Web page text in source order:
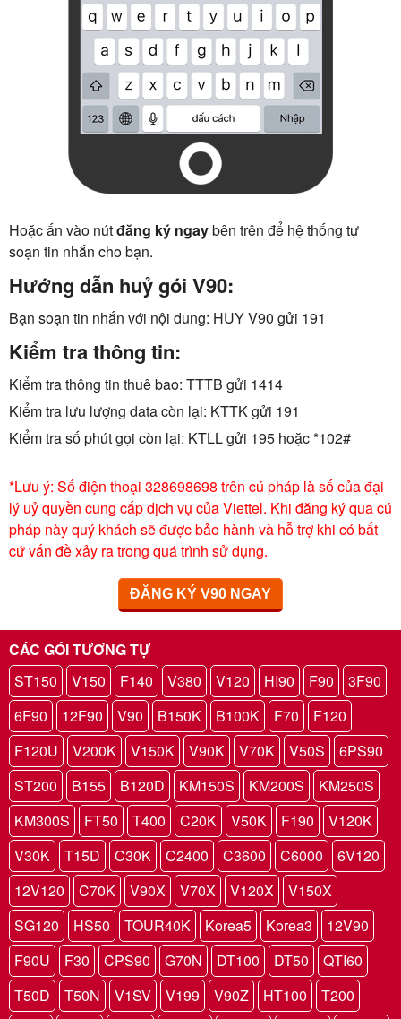
Hoặc ấn vào nútđăng ký ngaybên trên để hệ thống tự
soạn tin nhắn cho bạn.
Hướng dẫn huỷ gói V90:
Bạn soạn tin nhắn với nội dung: HUY V90 gửi 191
Kiểm tra thông tin:
Kiểm tra thông tin thuê bao: TTTB gửi 1414
Kiểm tra lưu lượng data còn lại: KTTK gửi 191
Kiểm tra số phút gọi còn lại: KTLL gửi 195 hoặc *102#
*Lưu ý: Số điện thoại 328698698 trên cú pháp là số của đại
lý uỷ quyền cung cấp dịch vụ của Viettel. Khi đăng ký qua cú
pháp này quý khách sẽ được bảo hành và hỗ trợ khi có bất
cứ vấn đề xảy ra trong quá trình sử dụng.
ĐĂNG KÝ V90 NGAY
CÁC GÓI TƯƠNG TỰ
ST150
V150 F140 V380 V120 HI90 F90
3F90
6F90
12F90 V90 B150K B100K F70
F120
F120U
V200K V150K V90K V70K V50S
6PS90
ST200
B155 B120D KM150S KM200S
KM250S
KM300S
FT50 T400 C20K V50K F190
V120K
V30K
T15D C30K C2400 C3600 C6000
6V120
12V120
C70K V90X V70X V120X
V150X
SG120
HS50 TOUR40K Korea5 Korea3
12V90
F90U
F30 CPS90 G70N DT100 DT50
QTI60
T50D
T50N V1SV V199 V90Z HT100
T200